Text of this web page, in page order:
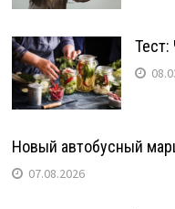
Новый автобусный
07.08.2026